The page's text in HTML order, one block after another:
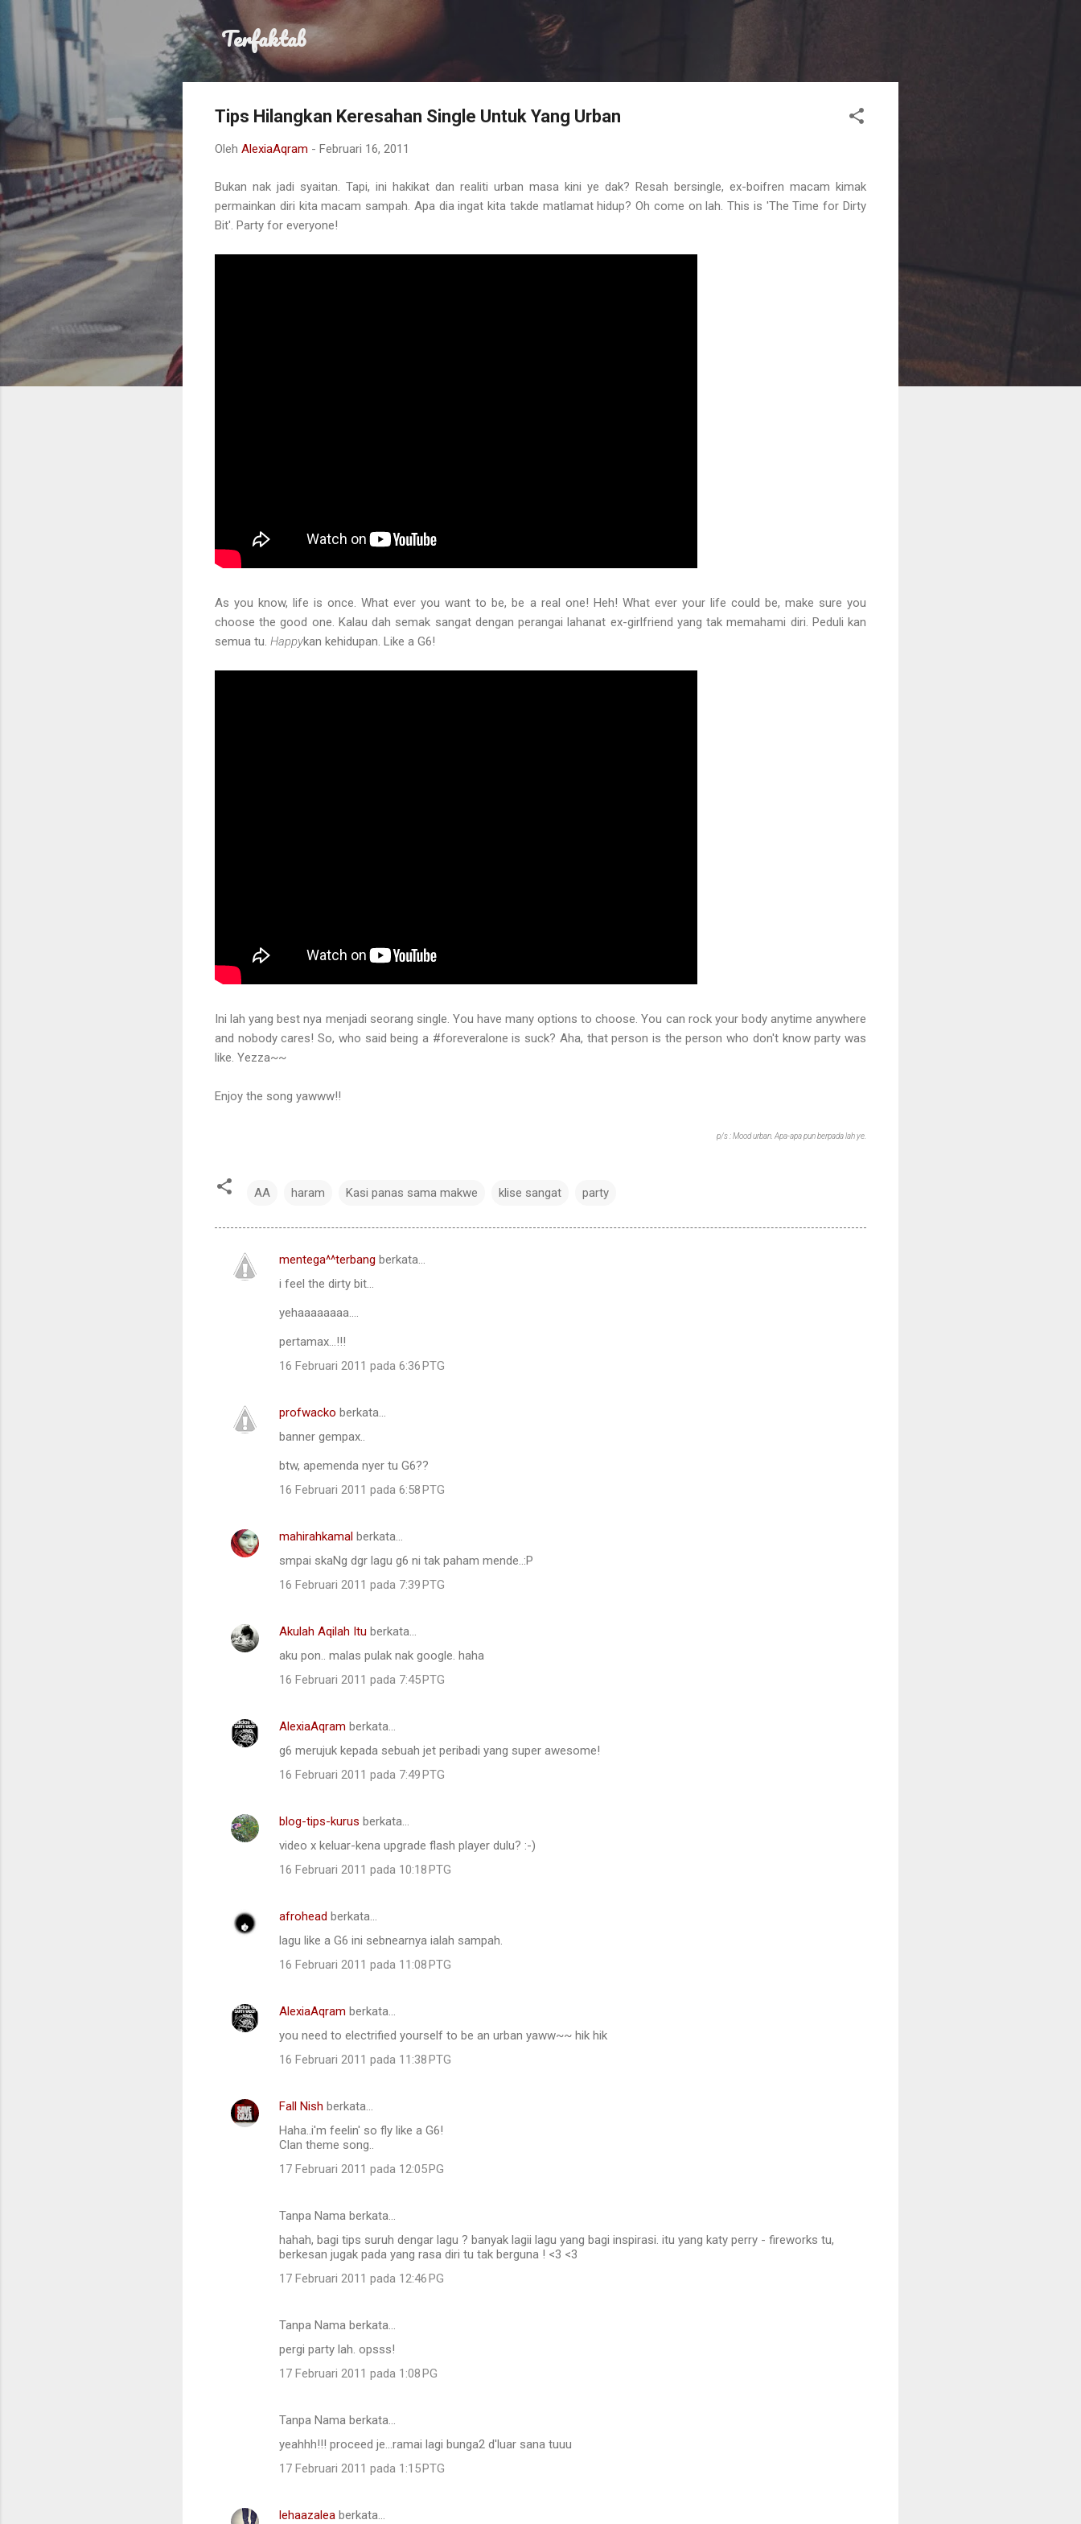
Langkau ke kandungan utama
Terfaktab
Tips Hilangkan Keresahan Single Untuk Yang Urban
Oleh AlexiaAqram - Februari 16, 2011
Bukan nak jadi syaitan. Tapi, ini hakikat dan realiti urban masa kini ye dak? Resah bersingle, ex-boifren macam kimak
permainkan diri kita macam sampah. Apa dia ingat kita takde matlamat hidup? Oh come on lah. This is 'The Time for Dirty
Bit'. Party for everyone!
As you know, life is once. What ever you want to be, be a real one! Heh! What ever your life could be, make sure you
choose the good one. Kalau dah semak sangat dengan perangai lahanat ex-girlfriend yang tak memahami diri. Peduli kan
semua tu. Happykan kehidupan. Like a G6!
Ini lah yang best nya menjadi seorang single. You have many options to choose. You can rock your body anytime anywhere
and nobody cares! So, who said being a #foreveralone is suck? Aha, that person is the person who don't know party was
like. Yezza~~
Enjoy the song yawww!!
p/s : Mood urban. Apa-apa pun berpada lah ye.
AA haram Kasi panas sama makwe klise sangat party
U
mentega^^terbang berkata…
i feel the dirty bit...
yehaaaaaaaa....
pertamax...!!!
16 Februari 2011 pada 6:36 PTG
profwacko berkata…
banner gempax..
btw, apemenda nyer tu G6??
16 Februari 2011 pada 6:58 PTG
mahirahkamal berkata…
smpai skaNg dgr lagu g6 ni tak paham mende..:P
16 Februari 2011 pada 7:39 PTG
Akulah Aqilah Itu berkata…
aku pon.. malas pulak nak google. haha
16 Februari 2011 pada 7:45 PTG
AlexiaAqram berkata…
g6 merujuk kepada sebuah jet peribadi yang super awesome!
16 Februari 2011 pada 7:49 PTG
blog-tips-kurus berkata…
video x keluar-kena upgrade flash player dulu? :-)
16 Februari 2011 pada 10:18 PTG
afrohead berkata…
lagu like a G6 ini sebnearnya ialah sampah.
16 Februari 2011 pada 11:08 PTG
AlexiaAqram berkata…
you need to electrified yourself to be an urban yaww~~ hik hik
16 Februari 2011 pada 11:38 PTG
Fall Nish berkata…
Haha..i'm feelin' so fly like a G6!
Clan theme song..
17 Februari 2011 pada 12:05 PG
Tanpa Nama berkata…
hahah, bagi tips suruh dengar lagu ? banyak lagii lagu yang bagi inspirasi. itu yang katy perry - fireworks tu,
berkesan jugak pada yang rasa diri tu tak berguna ! <3 <3
17 Februari 2011 pada 12:46 PG
Tanpa Nama berkata…
pergi party lah. opsss!
17 Februari 2011 pada 1:08 PG
Tanpa Nama berkata…
yeahhh!!! proceed je...ramai lagi bunga2 d'luar sana tuuu
17 Februari 2011 pada 1:15 PTG
lehaazalea berkata…